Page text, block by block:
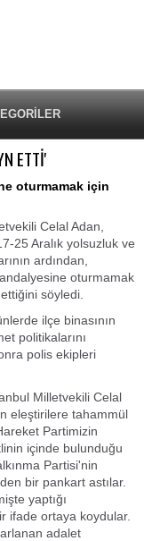
ETTİ'
oturmamak için
Celal Adan,
25 Aralık yolsuzluk ve
ardından,
oturmamak
söyledi.
ilçe binasının
politikalarını
polis ekipleri
Milletvekili Celal
eleştirilere tahammül
Partimizin
içinde bulunduğu
Partisi'nin
bir pankart astılar.
yaptığı
ifade ortaya koydular.
adalet